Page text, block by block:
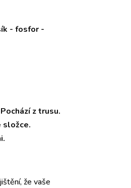
- fosfor -
z trusu.
složce.
že vaše